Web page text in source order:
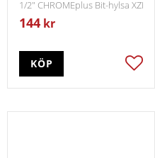
1/2" CHROMEplus Bit-hylsa XZN
144 kr
KÖP